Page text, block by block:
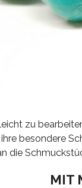
zu
besondere
die
MIT